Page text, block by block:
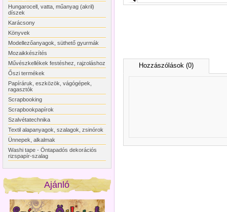
Hungarocell, vatta, műanyag (akril)
díszek
Karácsony
Könyvek
Modellezőanyagok, süthető gyurmák
Mozaikkészítés
Művészkellékek festéshez, rajzoláshoz
Őszi termékek
Papíráruk, eszközök, vágógépek,
ragasztók
Scrapbooking
Scrapbookpapírok
Szalvétatechnika
Textil alapanyagok, szalagok, zsinórok
Ünnepek, alkalmak
Washi tape - Öntapadós dekorációs
rizspapír-szalag
Ajánló
Hozzászólások (0)